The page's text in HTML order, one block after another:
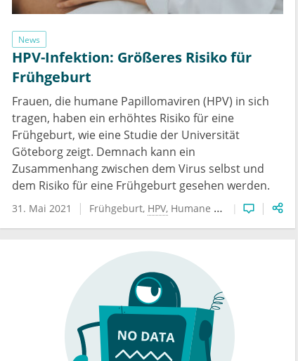
News
HPV-Infektion: Größeres Risiko für
Frühgeburt
Frauen, die humane Papillomaviren (HPV) in sich
tragen, haben ein erhöhtes Risiko für eine
Frühgeburt, wie eine Studie der Universität
Göteborg zeigt. Demnach kann ein
Zusammenhang zwischen dem Virus selbst und
dem Risiko für eine Frühgeburt gesehen werden.
31. Mai 2021 Frühgeburt HPV Humane Papillomviren